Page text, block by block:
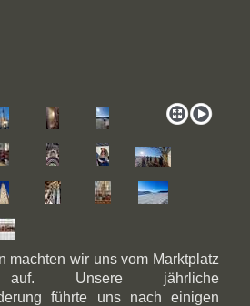
machten wir uns vom Marktplatz
Unsere jährliche
führte uns nach einigen